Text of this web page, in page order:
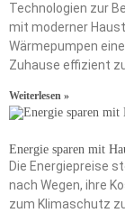
Technologien zur
mit moderner
Wärmepumpen
Zuhause effizient
Weiterlesen »
Energie sparen mit
Die Energiepreise
nach Wegen, ihre
zum Klimaschutz